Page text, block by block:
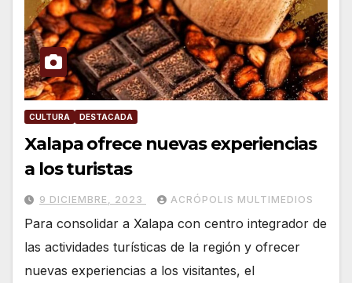
CULTURA DESTACADA
Xalapa ofrece nuevas experiencias
a los turistas
9 DICIEMBRE, 2023 ACRÓPOLIS MULTIMEDIOS
Para consolidar a Xalapa con centro integrador de
las actividades turísticas de la región y ofrecer
nuevas experiencias a los visitantes, el